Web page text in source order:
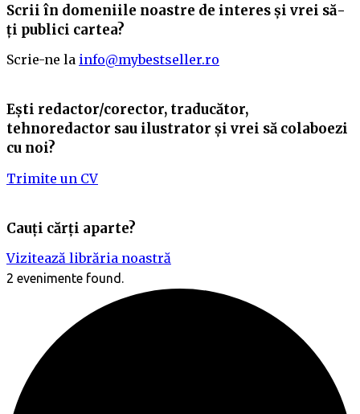
Scrii în domeniile noastre de interes și vrei să-
ți publici cartea?
Scrie-ne la info@mybestseller.ro
Ești redactor/corector, traducător,
tehnoredactor sau ilustrator și vrei să colaboezi
cu noi?
Trimite un CV
Cauți cărți aparte?
Vizitează librăria noastră
2 evenimente found.